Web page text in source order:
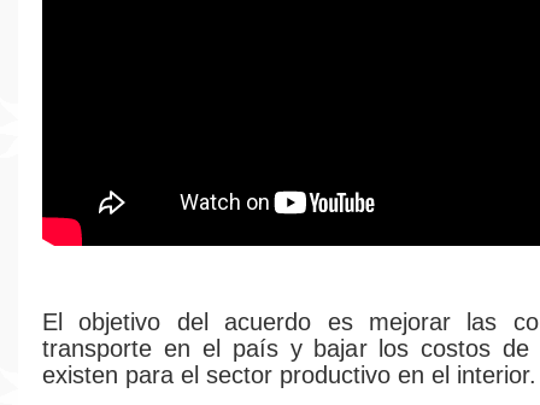
El objetivo del acuerdo es mejorar las
transporte en el país y bajar los costos de
existen para el sector productivo en el interior.